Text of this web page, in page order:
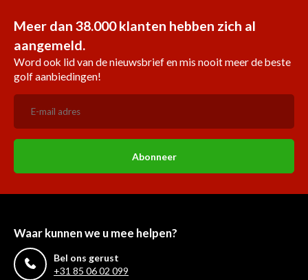
Meer dan 38.000 klanten hebben zich al
aangemeld.
Word ook lid van de nieuwsbrief en mis nooit meer de beste
golf aanbiedingen!
Abonneer
Waar kunnen we u mee helpen?
Bel ons gerust
+31 85 06 02 099